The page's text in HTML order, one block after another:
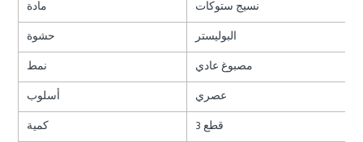
مادة
نسيج ستوكات
حشوة
البوليستر
نمط
مصبوغ عادي
أسلوب
عصري
كمية
3 قطع